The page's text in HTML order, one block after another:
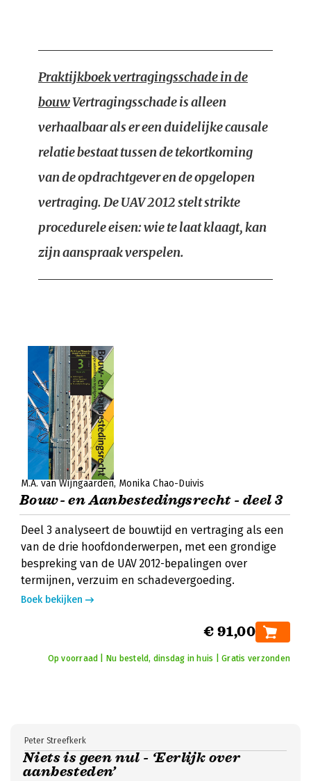
Praktijkboek vertragingsschade in de
bouwVertragingsschade is alleen
verhaalbaar als er een duidelijke causale
relatie bestaat tussen de tekortkoming
van de opdrachtgever en de opgelopen
vertraging. De UAV 2012 stelt strikte
procedurele eisen: wie te laat klaagt, kan
zijn aanspraak verspelen.
M.A. van Wijngaarden Monika Chao-Duivis
Bouw- en Aanbestedingsrecht - deel 3
Deel 3 analyseert de bouwtijd en vertraging als een
van de drie hoofdonderwerpen, met een grondige
bespreking van de UAV 2012-bepalingen over
termijnen, verzuim en schadevergoeding.
Boek bekijken
€ 91,00
Op voorraad | Nu besteld, dinsdag in huis | Gratis verzonden
Niets is geen nul - ‘Eerlijk over
aanbesteden’
Peter Streefkerk